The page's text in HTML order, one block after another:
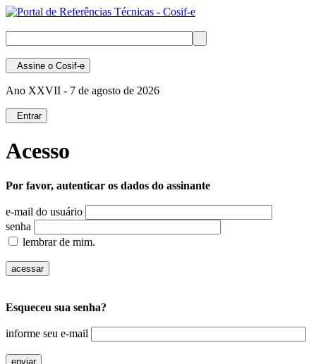
Assine o Cosif-e
Ano XXVII - 7 de agosto de 2026
Entrar
Acesso
Por favor, autenticar os dados do assinante
e-mail do usuário
senha
lembrar de mim.
Esqueceu sua senha?
informe seu e-mail